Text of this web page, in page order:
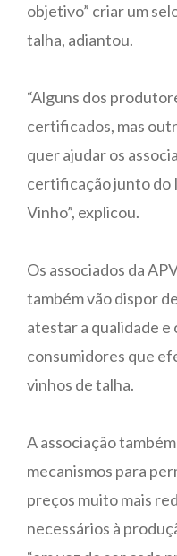
objetivo” criar um
talha, adiantou.
“Alguns dos
certificados, mas
quer ajudar os
certificação junto do
Vinho”, explicou.
Os associados da
também vão dispor
atestar a qualidade
consumidores que
vinhos de talha.
A associação
mecanismos para
preços muito mais
necessários à